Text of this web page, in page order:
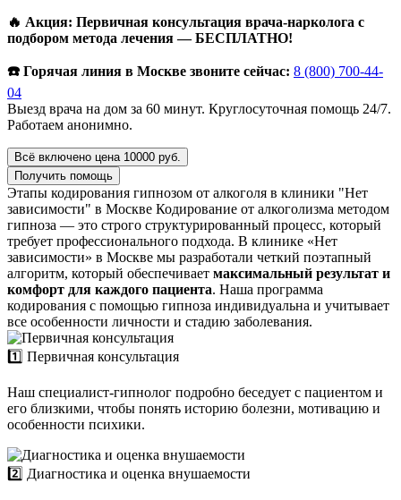
🔥 Акция: Первичная консультация врача-нарколога с
подбором метода лечения — БЕСПЛАТНО!
☎️ Горячая линия в Москве звоните сейчас: 8 (800) 700-44-
04
Выезд врача на дом за 60 минут. Круглосуточная помощь 24/7.
Работаем анонимно.
Всё включено цена 10000 руб.
Получить помощь
Этапы кодирования гипнозом от алкоголя в клиники "Нет
зависимости" в Москве Кодирование от алкоголизма методом
гипноза — это строго структурированный процесс, который
требует профессионального подхода. В клинике «Нет
зависимости» в Москве мы разработали четкий поэтапный
алгоритм, который обеспечивает максимальный результат и
комфорт для каждого пациента. Наша программа
кодирования с помощью гипноза индивидуальна и учитывает
все особенности личности и стадию заболевания.
1️⃣ Первичная консультация
Наш специалист-гипнолог подробно беседует с пациентом и
его близкими, чтобы понять историю болезни, мотивацию и
особенности психики.
2️⃣ Диагностика и оценка внушаемости